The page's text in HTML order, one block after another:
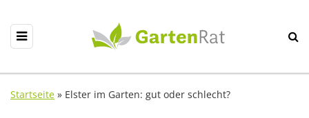
Startseite » Elster im Garten: gut oder schlecht?